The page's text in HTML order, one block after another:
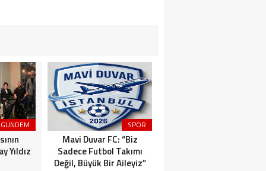
Açıklamalar
Terk
GÜNDEM
Yıldız
SPOR
Mavi Duvar FC: “Biz
Sadece Futbol Takımı
Değil, Büyük Bir Aileyiz”